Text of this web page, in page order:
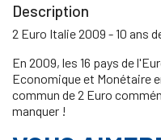
Description
2 Euro Italie 2009 - 10 ans
En 2009, les 16 pays de
Economique et Monétaire
commun de 2 Euro
manquer !